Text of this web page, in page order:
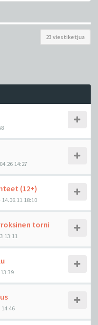
23 viestiketjua
14:27
(12+)
14.06.11 18:10
torni
13:11
14:46